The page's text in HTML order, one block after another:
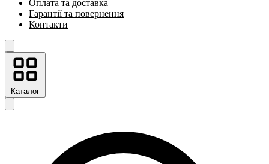
Оплата та доставка
Гарантії та повернення
Контакти
Каталог